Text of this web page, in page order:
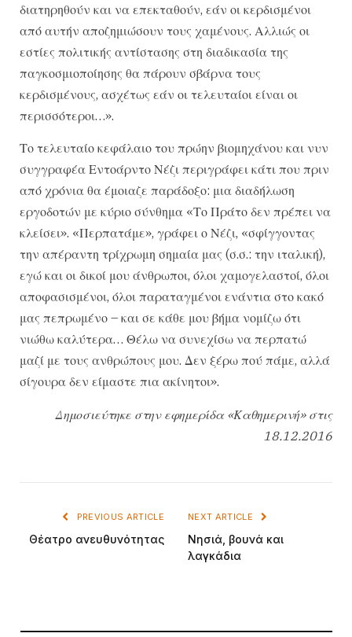
διατηρηθούν και να επεκταθούν, εάν οι κερδισμένοι
από αυτήν αποζημιώσουν τους χαμένους. Αλλιώς οι
εστίες πολιτικής αντίστασης στη διαδικασία της
παγκοσμιοποίησης θα πάρουν σβάρνα τους
κερδισμένους, ασχέτως εάν οι τελευταίοι είναι οι
περισσότεροι…».
Το τελευταίο κεφάλαιο του πρώην βιομηχάνου και νυν
συγγραφέα Εντοάρντο Νέζι περιγράφει κάτι που πριν
από χρόνια θα έμοιαζε παράδοξο: μια διαδήλωση
εργοδοτών με κύριο σύνθημα «Το Πράτο δεν πρέπει να
κλείσει». «Περπατάμε», γράφει ο Νέζι, «σφίγγοντας
την απέραντη τρίχρωμη σημαία μας (σ.σ.: την ιταλική),
εγώ και οι δικοί μου άνθρωποι, όλοι χαμογελαστοί, όλοι
αποφασισμένοι, όλοι παραταγμένοι ενάντια στο κακό
μας πεπρωμένο – και σε κάθε μου βήμα νομίζω ότι
νιώθω καλύτερα… Θέλω να συνεχίσω να περπατώ
μαζί με τους ανθρώπους μου. Δεν ξέρω πού πάμε, αλλά
σίγουρα δεν είμαστε πια ακίνητοι».
Δημοσιεύτηκε στην εφημερίδα «Καθημερινή» στις
18.12.2016
PREVIOUS ARTICLE
Θέατρο ανευθυνότητας
NEXT ARTICLE
Νησιά, βουνά και
λαγκάδια